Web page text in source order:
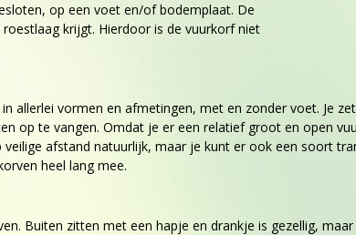
op een voet en/of bodemplaat. De
krijgt. Hierdoor is de vuurkorf niet
allerlei vormen en afmetingen, met en zonder voet. Je
op te vangen. Omdat je er een relatief groot en open
afstand natuurlijk, maar je kunt er ook een soort
heel lang mee.
Buiten zitten met een hapje en drankje is gezellig,